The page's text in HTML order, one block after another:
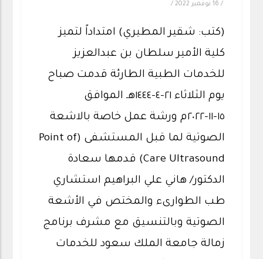
/ 16 نوفمبر 2022 /
(كتب: شقير المطيري) امتداداً لتميز
كلية الأمير سلطان بن عبدالعزيز
للخدمات الطبية الطارئة قدمت صباح
يوم الثلاثاء ٢١-٤-١٤٤٤هـ الموافق
١٥-١١-٢٠٢٢م ورشة عمل خاصة بالاشعة
الصوتية لما قبل المستشفى (Point of
Care Ultrasound) قدمها سعادة
الدكتور/ هاني علي البراهيم استشاري
طب الطوارىء والمختص في الأشعة
الصوتية وبالتنسيق مع مشرف برنامج
زمالة جامعة الملك سعود للخدمات